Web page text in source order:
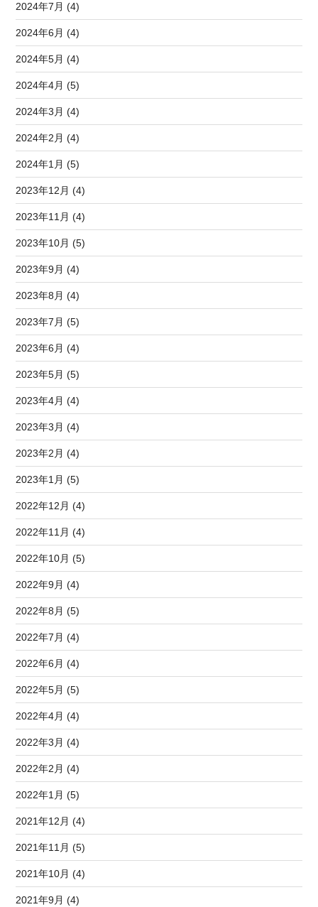
2024年7月 (4)
2024年6月 (4)
2024年5月 (4)
2024年4月 (5)
2024年3月 (4)
2024年2月 (4)
2024年1月 (5)
2023年12月 (4)
2023年11月 (4)
2023年10月 (5)
2023年9月 (4)
2023年8月 (4)
2023年7月 (5)
2023年6月 (4)
2023年5月 (5)
2023年4月 (4)
2023年3月 (4)
2023年2月 (4)
2023年1月 (5)
2022年12月 (4)
2022年11月 (4)
2022年10月 (5)
2022年9月 (4)
2022年8月 (5)
2022年7月 (4)
2022年6月 (4)
2022年5月 (5)
2022年4月 (4)
2022年3月 (4)
2022年2月 (4)
2022年1月 (5)
2021年12月 (4)
2021年11月 (5)
2021年10月 (4)
2021年9月 (4)